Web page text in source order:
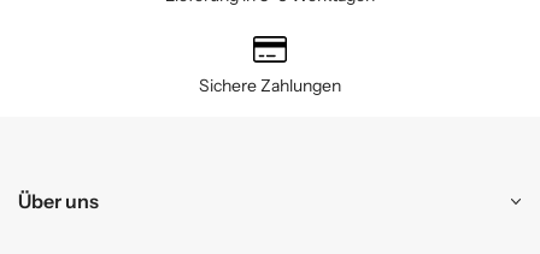
Sichere Zahlungen
Über uns